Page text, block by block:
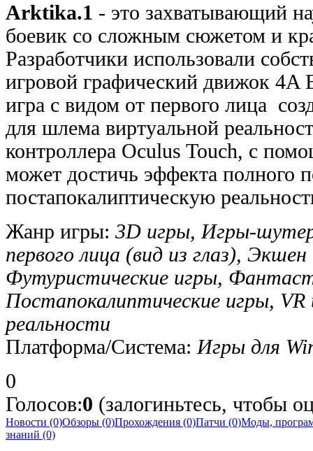
Arktika.1 - это захватывающий
боевик со сложным сюжетом и
Разработчики использовали
игровой графический движок 4A
игра с видом от первого лица
для шлема виртуальной
контроллера Oculus Touch, с
может достичь эффекта полного
постапокалиптическую
Жанр игры: 3D игры, Игры-
первого лица (вид из глаз),
Футуристические игры,
Постапокалиптические игры, VR
реальности
Платформа/Система: Игры для
0
Голосов:0 (залогиньтесь, чтобы
Новости (0)Обзоры (0)Прохождения (0)Патчи (0)Моды,
знаний (0)